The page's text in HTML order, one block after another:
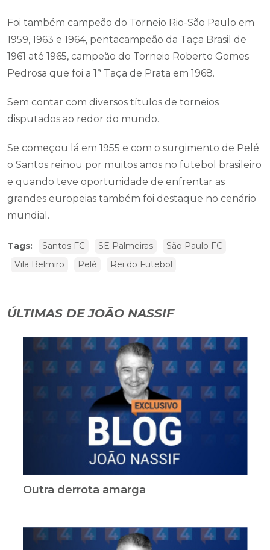
Foi também campeão do Torneio Rio-São Paulo em
1959, 1963 e 1964, pentacampeão da Taça Brasil de
1961 até 1965, campeão do Torneio Roberto Gomes
Pedrosa que foi a 1ª Taça de Prata em 1968.
Sem contar com diversos títulos de torneios
disputados ao redor do mundo.
Se começou lá em 1955 e com o surgimento de Pelé
o Santos reinou por muitos anos no futebol brasileiro
e quando teve oportunidade de enfrentar as
grandes europeias também foi destaque no cenário
mundial.
Tags: Santos FC SE Palmeiras
São Paulo FC
Vila Belmiro
Pelé Rei do Futebol
ÚLTIMAS DE JOÃO NASSIF
Outra derrota amarga